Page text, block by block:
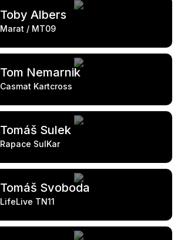
Toby Albers
Marat / MT09
Tom Nemarnik
Casmat Kartcross
Tomáš Sulek
Rapace SulKar
Tomáš Svoboda
LifeLive TN11